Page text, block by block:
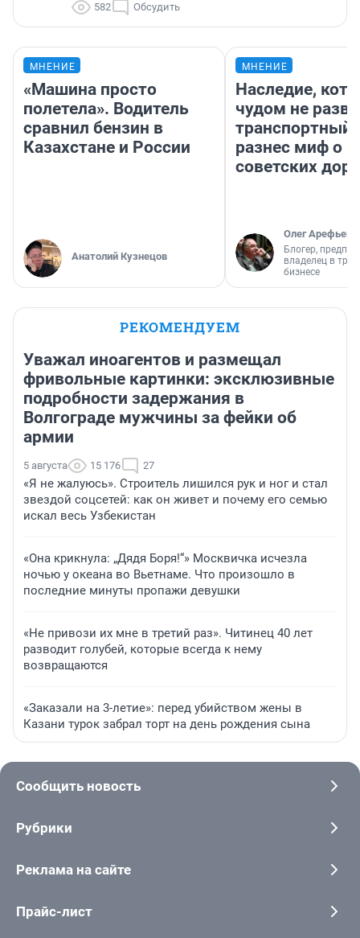
582 Обсудить
МНЕНИЕ
«Машина просто
полетела». Водитель
сравнил бензин в
Казахстане и России
Анатолий Кузнецов
МНЕНИЕ
Наследие,
чудом не
транспортный
разнес миф о
советских
Олег Арефьев
Блогер,
владелец в
бизнесе
РЕКОМЕНДУЕМ
Уважал иноагентов и размещал
фривольные картинки: эксклюзивные
подробности задержания в
Волгограде мужчины за фейки об
армии
5 августа 15 176 27
«Я не жалуюсь». Строитель лишился рук и ног и стал
звездой соцсетей: как он живет и почему его семью
искал весь Узбекистан
«Она крикнула: „Дядя Боря!“» Москвичка исчезла
ночью у океана во Вьетнаме. Что произошло в
последние минуты пропажи девушки
«Не привози их мне в третий раз». Читинец 40 лет
разводит голубей, которые всегда к нему
возвращаются
«Заказали на 3-летие»: перед убийством жены в
Казани турок забрал торт на день рождения сына
Сообщить новость
Рубрики
Реклама на сайте
Прайс-лист